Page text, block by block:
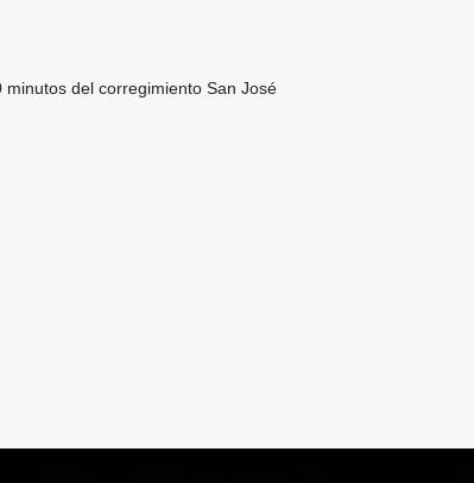
del corregimiento San José